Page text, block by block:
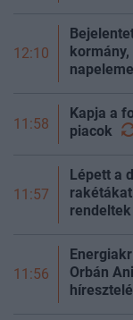
12:10
11:58
Kapja a
piacok
11:57
Lépett a
11:56
Orbán